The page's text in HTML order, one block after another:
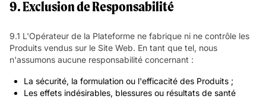
9. Exclusion de Responsabilité
9.1 L'Opérateur de la Plateforme ne fabrique ni ne contrôle les
Produits vendus sur le Site Web. En tant que tel, nous
n'assumons aucune responsabilité concernant :
La sécurité, la formulation ou l'efficacité des Produits ;
Les effets indésirables, blessures ou résultats de santé